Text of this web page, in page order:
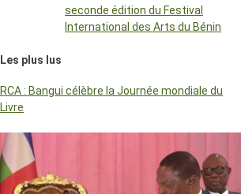
seconde édition du Festival
International des Arts du Bénin
Les plus lus
RCA : Bangui célèbre la Journée mondiale du
Livre